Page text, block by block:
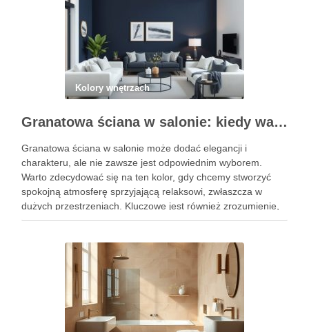
Kolory wnętrzach
Granatowa ściana w salonie: kiedy warto ją wybrać i jak uniknąć aranżacyjnych pułapek
Granatowa ściana w salonie może dodać elegancji i
charakteru, ale nie zawsze jest odpowiednim wyborem.
Warto zdecydować się na ten kolor, gdy chcemy stworzyć
spokojną atmosferę sprzyjającą relaksowi, zwłaszcza w
dużych przestrzeniach. Kluczowe jest również zrozumienie,
jakie pułapki aranżacyjne mogą się pojawić w związku z